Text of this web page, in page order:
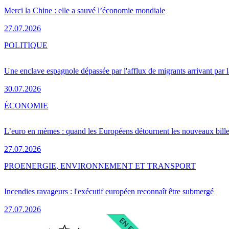
Merci la Chine : elle a sauvé l’économie mondiale
27.07.2026
Une enclave espagnole dépassée par l'afflux de migrants arrivant par
30.07.2026
POLITIQUE
L’euro en mèmes : quand les Européens détournent les nouveaux
27.07.2026
ÉCONOMIE
Incendies ravageurs : l'exécutif européen reconnaît être submergé
27.07.2026
PROENERGIE, ENVIRONNEMENT ET TRANSPORT